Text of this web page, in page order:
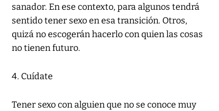
sanador. En ese contexto, para algunos tendrá
sentido tener sexo en esa transición. Otros,
quizá no escogerán hacerlo con quien las cosas
no tienen futuro.
4. Cuídate
Tener sexo con alguien que no se conoce muy